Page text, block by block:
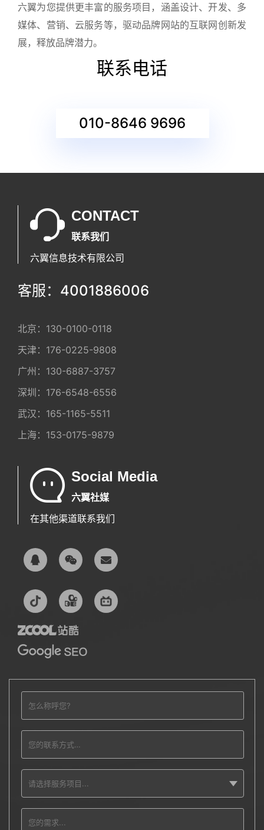
六翼为您提供更丰富的服务项目，涵盖设计、开发、多
媒体、营销、云服务等，驱动品牌网站的互联网创新发
展，释放品牌潜力。
联系电话
010-8646 9696
CONTACT
联系我们
六翼信息技术有限公司
客服：4001886006
北京： 130-0100-0118
天津： 176-0225-9808
广州： 130-6887-3757
深圳： 176-6548-6556
武汉： 165-1165-5511
上海： 153-0175-9879
Social Media
六翼社媒
在其他渠道联系我们